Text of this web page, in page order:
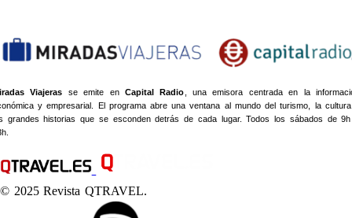
Viajeras se emite enCapital Radio, una emisora centrada en la
y empresarial. El programa abre una ventana al mundo del turismo, la
grandes historias que se esconden detrás de cada lugar. Todos los sábados de
© 2025 Revista QTRAVEL.